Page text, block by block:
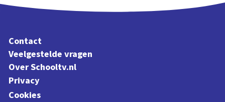
Contact
Veelgestelde vragen
Over Schooltv.nl
Privacy
Cookies